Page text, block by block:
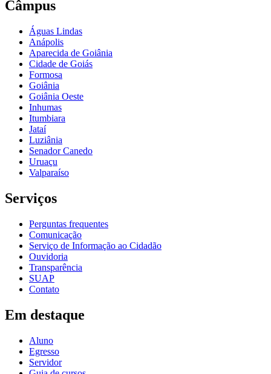
Câmpus
Águas Lindas
Anápolis
Aparecida de Goiânia
Cidade de Goiás
Formosa
Goiânia
Goiânia Oeste
Inhumas
Itumbiara
Jataí
Luziânia
Senador Canedo
Uruaçu
Valparaíso
Serviços
Perguntas frequentes
Comunicação
Serviço de Informação ao Cidadão
Ouvidoria
Transparência
SUAP
Contato
Em destaque
Aluno
Egresso
Servidor